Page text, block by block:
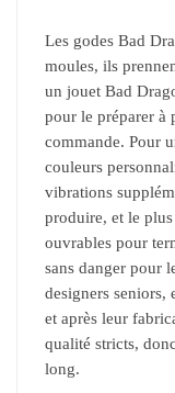
Les godes Bad
moules, ils
un jouet Bad
pour le préparer à
commande. Pour
couleurs
vibrations
produire, et le
ouvrables pour
sans danger pour
designers seniors,
et après leur
qualité stricts,
long.